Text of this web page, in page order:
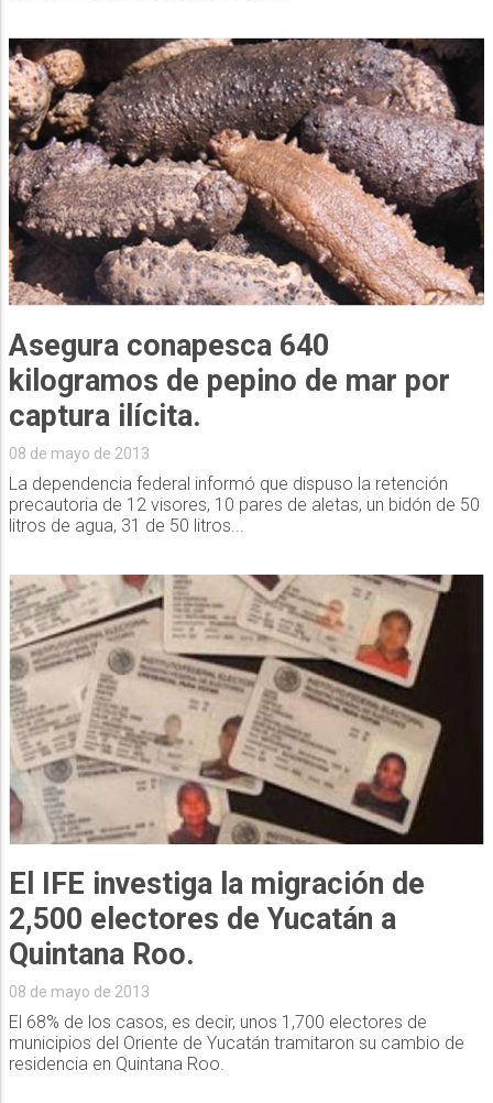
Asegura conapesca 640
kilogramos de pepino de mar por
captura ilícita.
08 de mayo de 2013
La dependencia federal informó que dispuso la retención
precautoria de 12 visores, 10 pares de aletas, un bidón de 50
litros de agua, 31 de 50 litros...
El IFE investiga la migración de
2,500 electores de Yucatán a
Quintana Roo.
08 de mayo de 2013
El 68% de los casos, es decir, unos 1,700 electores de
municipios del Oriente de Yucatán tramitaron su cambio de
residencia en Quintana Roo.